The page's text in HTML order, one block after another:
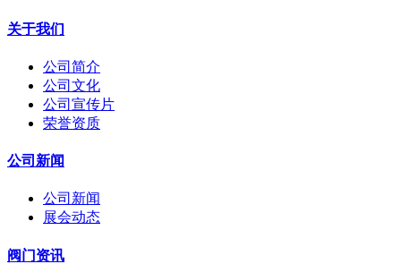
关于我们
公司简介
公司文化
公司宣传片
荣誉资质
公司新闻
公司新闻
展会动态
阀门资讯